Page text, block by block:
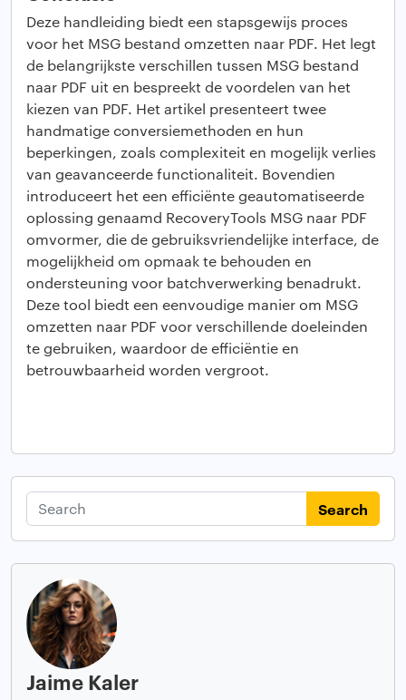
Deze handleiding biedt een stapsgewijs proces
voor het MSG bestand omzetten naar PDF. Het legt
de belangrijkste verschillen tussen MSG bestand
naar PDF uit en bespreekt de voordelen van het
kiezen van PDF. Het artikel presenteert twee
handmatige conversiemethoden en hun
beperkingen, zoals complexiteit en mogelijk verlies
van geavanceerde functionaliteit. Bovendien
introduceert het een efficiënte geautomatiseerde
oplossing genaamd RecoveryTools MSG naar PDF
omvormer, die de gebruiksvriendelijke interface, de
mogelijkheid om opmaak te behouden en
ondersteuning voor batchverwerking benadrukt.
Deze tool biedt een eenvoudige manier om MSG
omzetten naar PDF voor verschillende doeleinden
te gebruiken, waardoor de efficiëntie en
betrouwbaarheid worden vergroot.
Search
Jaime Kaler